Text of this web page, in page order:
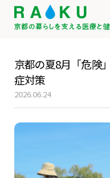
京都の夏8月「危険
症対策
2026.06.24